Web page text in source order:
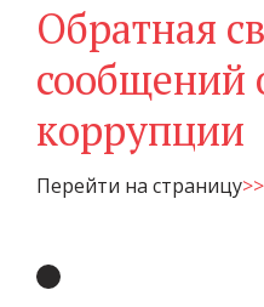
Обратная
сообщений
коррупции
Перейти на страницу>>